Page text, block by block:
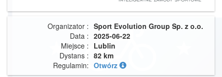
Organizator : Sport Evolution Group Sp. z o.o.
Data : 2025-06-22
Miejsce : Lublin
Dystans : 82 km
Regulamin: Otwórz